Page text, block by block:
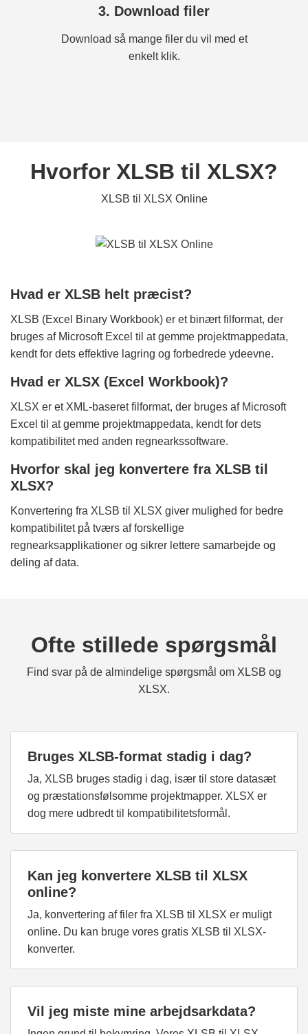
3. Download filer
Download så mange filer du vil med et
enkelt klik.
Hvorfor XLSB til XLSX?
XLSB til XLSX Online
Hvad er XLSB helt præcist?
XLSB (Excel Binary Workbook) er et binært filformat, der
bruges af Microsoft Excel til at gemme projektmappedata,
kendt for dets effektive lagring og forbedrede ydeevne.
Hvad er XLSX (Excel Workbook)?
XLSX er et XML-baseret filformat, der bruges af Microsoft
Excel til at gemme projektmappedata, kendt for dets
kompatibilitet med anden regnearkssoftware.
Hvorfor skal jeg konvertere fra XLSB til
XLSX?
Konvertering fra XLSB til XLSX giver mulighed for bedre
kompatibilitet på tværs af forskellige
regnearksapplikationer og sikrer lettere samarbejde og
deling af data.
Ofte stillede spørgsmål
Find svar på de almindelige spørgsmål om XLSB og
XLSX.
Bruges XLSB-format stadig i dag?
Ja, XLSB bruges stadig i dag, især til store datasæt
og præstationsfølsomme projektmapper. XLSX er
dog mere udbredt til kompatibilitetsformål.
Kan jeg konvertere XLSB til XLSX
online?
Ja, konvertering af filer fra XLSB til XLSX er muligt
online. Du kan bruge vores gratis XLSB til XLSX-
konverter.
Vil jeg miste mine arbejdsarkdata?